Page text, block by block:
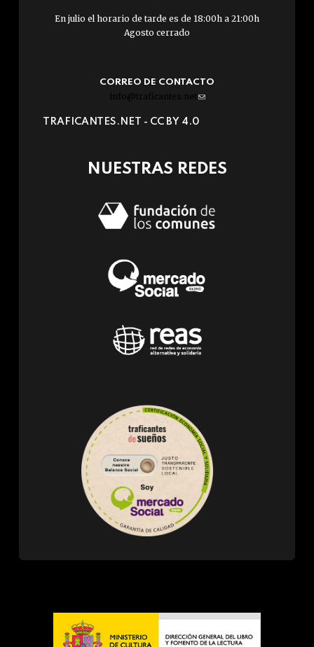
En julio el horario de tarde es de 18:00h a 21:00h
Agosto cerrado
CORREO DE CONTACTO
info@traficantes.net (link
e-
TRAFICANTES.NET - CC BY 4.0
NUESTRAS REDES